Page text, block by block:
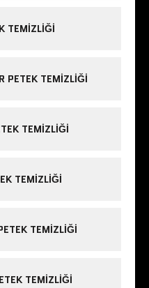
TEMIZLIĞI
PETEK TEMIZLIĞI
TEMIZLIĞI
TEMIZLIĞI
TEMIZLIĞI
TEMIZLIĞI